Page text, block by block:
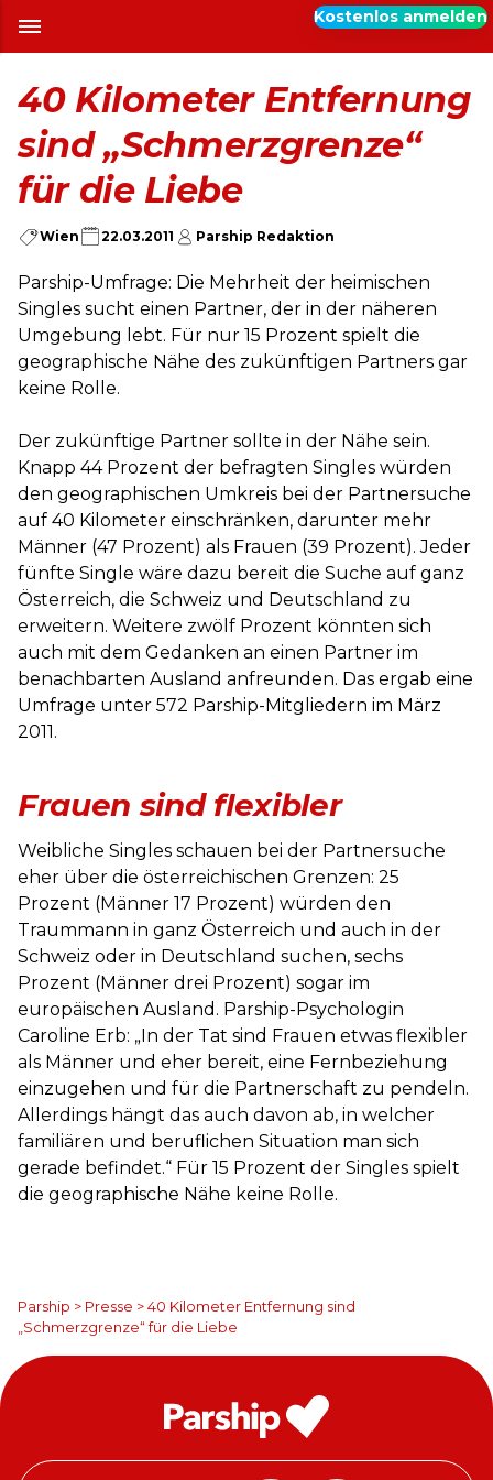
Kostenlos anmelden
40 Kilometer Entfernung
sind „Schmerzgrenze“
für die Liebe
Wien 22.03.2011 Parship Redaktion
Parship-Umfrage: Die Mehrheit der heimischen
Singles sucht einen Partner, der in der näheren
Umgebung lebt. Für nur 15 Prozent spielt die
geographische Nähe des zukünftigen Partners gar
keine Rolle.
Der zukünftige Partner sollte in der Nähe sein.
Knapp 44 Prozent der befragten Singles würden
den geographischen Umkreis bei der Partnersuche
auf 40 Kilometer einschränken, darunter mehr
Männer (47 Prozent) als Frauen (39 Prozent). Jeder
fünfte Single wäre dazu bereit die Suche auf ganz
Österreich, die Schweiz und Deutschland zu
erweitern. Weitere zwölf Prozent könnten sich
auch mit dem Gedanken an einen Partner im
benachbarten Ausland anfreunden. Das ergab eine
Umfrage unter 572 Parship-Mitgliedern im März
2011.
Frauen sind flexibler
Weibliche Singles schauen bei der Partnersuche
eher über die österreichischen Grenzen: 25
Prozent (Männer 17 Prozent) würden den
Traummann in ganz Österreich und auch in der
Schweiz oder in Deutschland suchen, sechs
Prozent (Männer drei Prozent) sogar im
europäischen Ausland. Parship-Psychologin
Caroline Erb: „In der Tat sind Frauen etwas flexibler
als Männer und eher bereit, eine Fernbeziehung
einzugehen und für die Partnerschaft zu pendeln.
Allerdings hängt das auch davon ab, in welcher
familiären und beruflichen Situation man sich
gerade befindet.“ Für 15 Prozent der Singles spielt
die geographische Nähe keine Rolle.
Parship > Presse >40 Kilometer Entfernung sind
„Schmerzgrenze“ für die Liebe